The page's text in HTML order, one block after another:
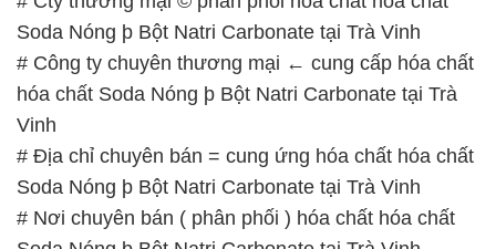
# Địa chỉ chuyên bán = cung ứng hóa chất hóa chất
Soda Nóng þ Bột Natri Carbonate tại Trà Vinh
# Nơi chuyên bán ( phân phối ) hóa chất hóa chất
Soda Nóng þ Bột Natri Carbonate tại Trà Vinh
# Cty kinh doanh — cung cấp hóa chất hóa chất
Soda Nóng þ Bột Natri Carbonate tại Trà Vinh
# Đơn vị chuyên phân phối Þ bán hóa chất hóa chất
Soda Nóng þ Bột Natri Carbonate tại Trà Vinh